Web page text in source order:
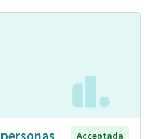
Acceptada